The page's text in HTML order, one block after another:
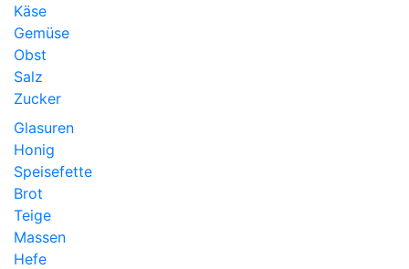
Käse
Gemüse
Obst
Salz
Zucker
Glasuren
Honig
Speisefette
Brot
Teige
Massen
Hefe